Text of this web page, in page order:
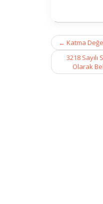
Post
navigation
← Katma
3218
Olarak